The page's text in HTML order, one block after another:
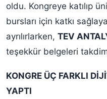
oldu. Kongreye katılıp
bursları için katkı
ayrılırlarken, TEV
teşekkür belgeleri
KONGRE ÜÇ FARKLI
YAPTI